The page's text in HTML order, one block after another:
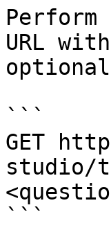
Perform
URL
```
GET
studio/
```